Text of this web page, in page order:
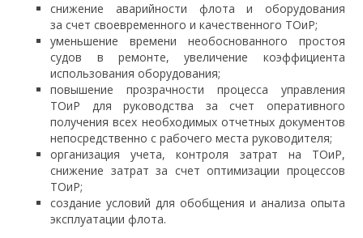
снижение аварийности флота и оборудования
за счет своевременного и качественного ТОиР;
уменьшение времени необоснованного простоя
судов в ремонте, увеличение коэффициента
использования оборудования;
повышение прозрачности процесса управления
ТОиР для руководства за счет оперативного
получения всех необходимых отчетных документов
непосредственно с рабочего места руководителя;
организация учета, контроля затрат на ТОиР,
снижение затрат за счет оптимизации процессов
ТОиР;
создание условий для обобщения и анализа опыта
эксплуатации флота.